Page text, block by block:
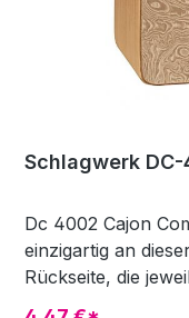
congaähnlichen
herausnehmbare
zahlreiche
kubanischen
Schlagwerk
Dc 4002 Cajon
einzigartig an
Rückseite, die
kompakten